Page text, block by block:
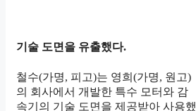
기술 도면을 유출했다.
철수(가명, 피고)는 영희(가명, 원고)
의 회사에서 개발한 특수 모터와 감
속기의 기술 도면을 제공받아 사용했